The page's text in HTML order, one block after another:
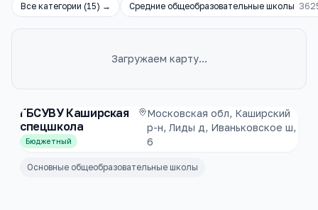
Все категории (15) → Средние общеобразовательные школы
Загружаем карту…
ГБСУВУ Каширская
спецшкола
Бюджетный
Московская обл, Каширский
р-н, Лиды д, Иваньковское ш,
6
Основные общеобразовательные школы